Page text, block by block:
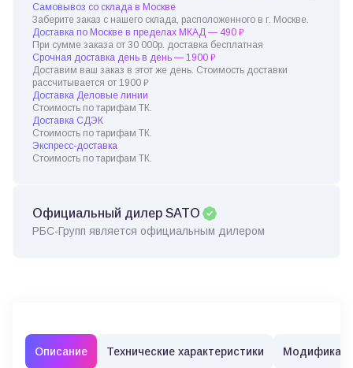
Самовывоз со склада в Москве
Заберите заказ с нашего склада, расположенного в г. Москве.
Доставка по Москве в пределах МКАД — 490 ₽
При сумме заказа от 30 000р. доставка бесплатная
Срочная доставка день в день — 1900 ₽
Доставим ваш заказ в этот же день. Стоимость доставки
рассчитывается от 1900 ₽
Доставка Деловые линии
Стоимость по тарифам ТК.
Доставка СДЭК
Стоимость по тарифам ТК.
Экспресс-доставка
Стоимость по тарифам ТК.
Официальный дилер SATO
РБС-Групп является официальным дилером
Описание Технические характеристики